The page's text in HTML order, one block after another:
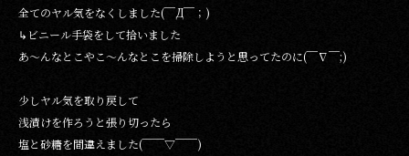
全てのヤル気をなくしました(￣Д￣；)
↳ビニール手袋をして拾いました
あ～んなとこやこ～んなとこを掃除しようと思ってたのに(￣∇￣;)
少しヤル気を取り戻して
浅漬けを作ろうと張り切ったら
塩と砂糖を間違えました(￣￣▽￣￣)